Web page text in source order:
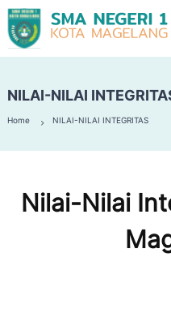
NILAI-NILAI
Home NILAI-NILAI INTEGRITAS
Nilai-Nilai